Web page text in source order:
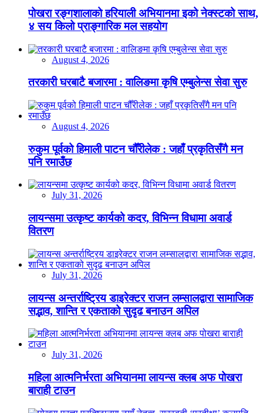
पोखरा रङ्गशालाको हरियाली अभियानमा इको नेक्स्टको साथ,
४ सय किलो प्राङ्गारिक मल सहयोग
August 4, 2026
तरकारी घरबाटै बजारमा : वालिङमा कृषि एम्बुलेन्स सेवा सुरु
August 4, 2026
रुकुम पूर्वको हिमाली पाटन चौँरीलेक : जहाँ प्रकृतिसँगै मन
पनि रमाउँछ
July 31, 2026
लायन्समा उत्कृष्ट कार्यको कदर, विभिन्न विधामा अवार्ड
वितरण
July 31, 2026
लायन्स अन्तर्राष्ट्रिय डाइरेक्टर राजन लम्सालद्वारा सामाजिक
सद्भाव, शान्ति र एकताको सुदृढ बनाउन अपिल
July 31, 2026
महिला आत्मनिर्भरता अभियानमा लायन्स क्लब अफ पोखरा
बाराही टाउन